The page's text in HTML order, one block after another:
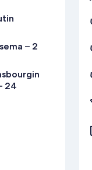
– 2
24